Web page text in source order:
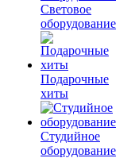
Световое
оборудование
Подарочные
хиты
Студийное
оборудование